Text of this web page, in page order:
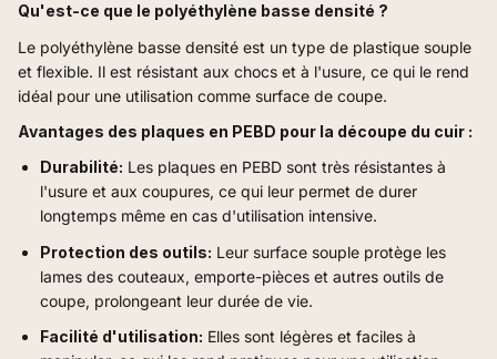
Qu'est-ce que le polyéthylène basse densité ?
Le polyéthylène basse densité est un type de plastique souple
et flexible. Il est résistant aux chocs et à l'usure, ce qui le rend
idéal pour une utilisation comme surface de coupe.
Avantages des plaques en PEBD pour la découpe du cuir :
Durabilité: Les plaques en PEBD sont très résistantes à
l'usure et aux coupures, ce qui leur permet de durer
longtemps même en cas d'utilisation intensive.
Protection des outils: Leur surface souple protège les
lames des couteaux, emporte-pièces et autres outils de
coupe, prolongeant leur durée de vie.
Facilité d'utilisation: Elles sont légères et faciles à